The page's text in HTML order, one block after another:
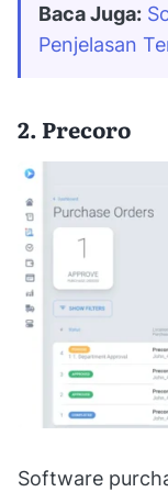
Baca Juga:
Penjelasan
2. Precoro
Software